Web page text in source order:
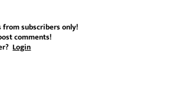
from subscribers only!
comments!
Login